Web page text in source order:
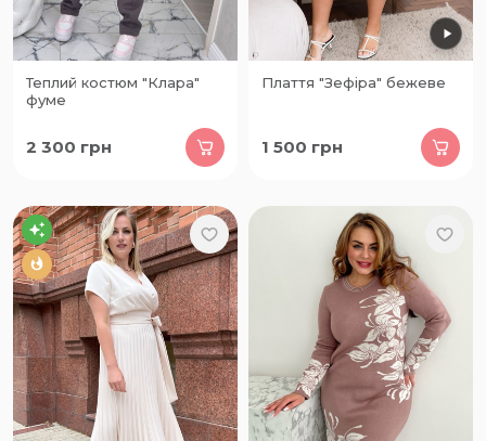
Теплий костюм "Клара"
фуме
2 300 грн
Плаття "Зефіра" бежеве
1 500 грн